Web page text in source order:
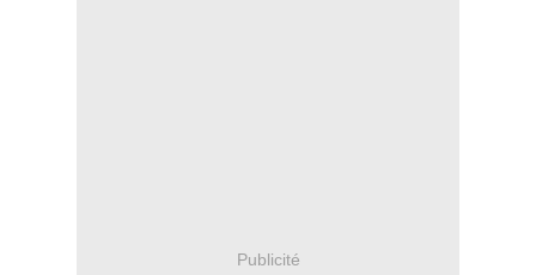
Publicité